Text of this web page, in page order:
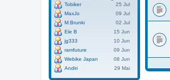
Tobiker
25 Jul
MaxJo
09 Jul
M.Brunki
02 Jul
Ele B
15 Jun
jg333
10 Jun
ramfuture
09 Jun
Webike Japan
08 Jun
Andiri
29 Mai